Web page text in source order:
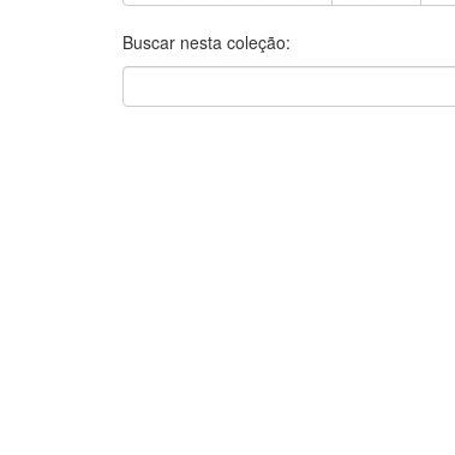
Buscar nesta coleção: